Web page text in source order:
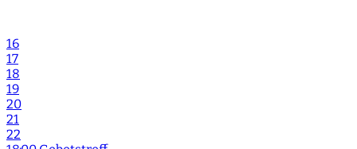
16
17
18
19
20
21
22